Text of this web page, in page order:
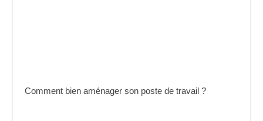
Comment bien aménager son poste de travail ?